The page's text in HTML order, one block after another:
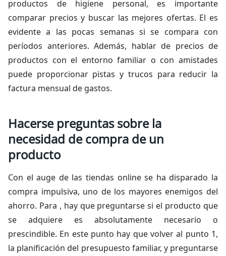
productos de higiene personal, es importante
comparar precios y buscar las mejores ofertas. El es
evidente a las pocas semanas si se compara con
períodos anteriores. Además, hablar de precios de
productos con el entorno familiar o con amistades
puede proporcionar pistas y trucos para reducir la
factura mensual de gastos.
Hacerse preguntas sobre la
necesidad de compra de un
producto
Con el auge de las tiendas onlinese ha disparado la
compra impulsiva, uno de los mayores enemigos del
ahorro. Para , hay que preguntarse si el producto que
se adquiere es absolutamente necesario o
prescindible. En este punto hay que volver al punto 1,
la planificación del presupuesto familiar, y preguntarse